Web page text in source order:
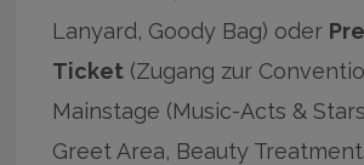
Lanyard, Goody Bag) oder
Ticket (Zugang zur
Mainstage (Music-Acts &
Greet Area, Beauty